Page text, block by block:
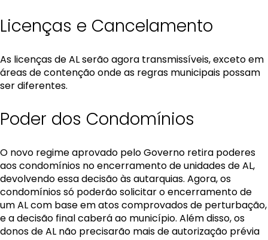
Licenças e Cancelamento
As licenças de AL serão agora transmissíveis, exceto em
áreas de contenção onde as regras municipais possam
ser diferentes.
Poder dos Condomínios
O novo regime aprovado pelo Governo retira poderes
aos condomínios no encerramento de unidades de AL,
devolvendo essa decisão às autarquias. Agora, os
condomínios só poderão solicitar o encerramento de
um AL com base em atos comprovados de perturbação,
e a decisão final caberá ao município. Além disso, os
donos de AL não precisarão mais de autorização prévia